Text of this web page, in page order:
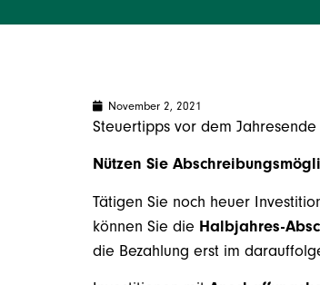
November 2, 2021
Steuertipps vor dem Jahresende
Nützen Sie
Tätigen Sie noch heuer
können Sie die Halbjahres-
die Bezahlung erst im